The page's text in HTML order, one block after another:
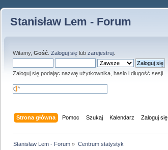
Stanisław Lem - Forum
Witamy, Gość Zaloguj się lub zarejestruj
Zaloguj się podając nazwę użytkownika, hasło i długość sesji
Strona główna Pomoc Szukaj Kalendarz Zaloguj się
Stanisław Lem - Forum » Centrum statystyk